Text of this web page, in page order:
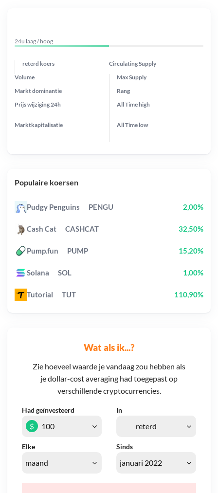
Wat als ik...?
Zie hoeveel waarde je vandaag zou hebben als
je dollar-cost averaging had toegepast op
verschillende cryptocurrencies.
Had geïnvesteerd In
Elke Sinds
$
24u laag / hoog
reterd koers Circulating Supply
Prijs wijziging 24h
Max Supply
Markt dominantie
Marktkapitalisatie
Volume
Rang
All Timehigh
All Time low
Populaire koersen
Pudgy Penguins PENGU 2,00%
Cash Cat CASHCAT 32,50%
Pump.fun PUMP 15,20%
Solana SOL 1,00%
Tutorial TUT 110,90%